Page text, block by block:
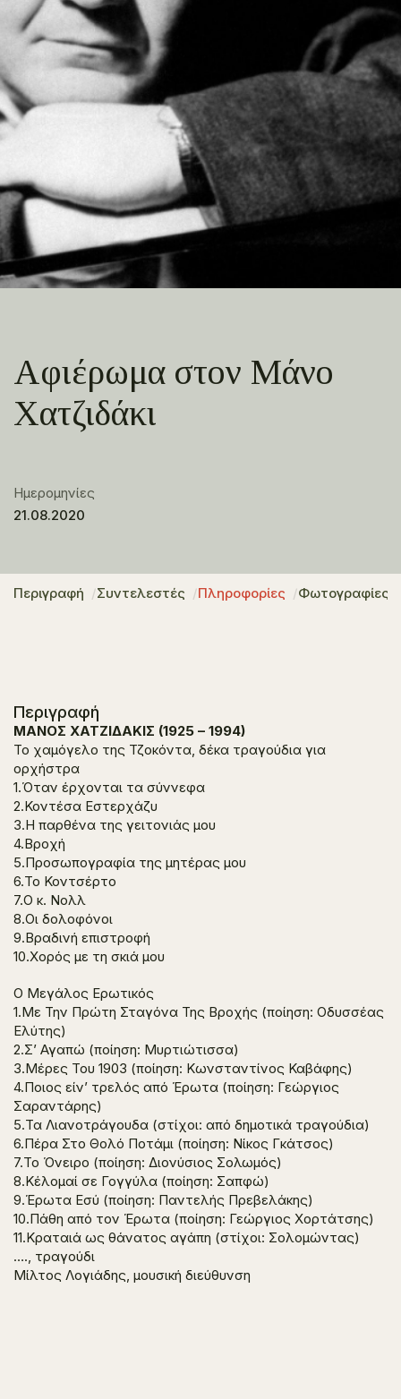
Αφιέρωμα στον Μάνο
Χατζιδάκι
Ημερομηνίες
21.08.2020
Περιγραφή Συντελεστές Πληροφορίες Φωτογραφίες
Περιγραφή
ΜΑΝΟΣ ΧΑΤΖΙΔΑΚΙΣ (1925 – 1994)
Το χαμόγελο της Τζοκόντα, δέκα τραγούδια για
ορχήστρα
1.Όταν έρχονται τα σύννεφα
2.Κοντέσα Εστερχάζυ
3.Η παρθένα της γειτονιάς μου
4.Βροχή
5.Προσωπογραφία της μητέρας μου
6.Το Κοντσέρτο
7.Ο κ. Νολλ
8.Οι δολοφόνοι
9.Βραδινή επιστροφή
10.Χορός με τη σκιά μου
Ο Μεγάλος Ερωτικός
1.Με Την Πρώτη Σταγόνα Της Βροχής (ποίηση: Οδυσσέας
Ελύτης)
2.Σ’ Αγαπώ (ποίηση: Μυρτιώτισσα)
3.Μέρες Του 1903 (ποίηση: Κωνσταντίνος Καβάφης)
4.Ποιος είν’ τρελός από Έρωτα (ποίηση: Γεώργιος
Σαραντάρης)
5.Τα Λιανοτράγουδα (στίχοι: από δημοτικά τραγούδια)
6.Πέρα Στο Θολό Ποτάμι (ποίηση: Νίκος Γκάτσος)
7.Το Όνειρο (ποίηση: Διονύσιος Σολωμός)
8.Κέλομαί σε Γογγύλα (ποίηση: Σαπφώ)
9.Έρωτα Εσύ (ποίηση: Παντελής Πρεβελάκης)
10.Πάθη από τον Έρωτα (ποίηση: Γεώργιος Χορτάτσης)
11.Κραταιά ως θάνατος αγάπη (στίχοι: Σολομώντας)
…., τραγούδι
Μίλτος Λογιάδης, μουσική διεύθυνση